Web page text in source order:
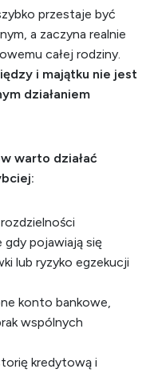
przestaje być
a zaczyna realnie
całej rodziny.
i majątku nie jest
działaniem
warto działać
pojawiają się
lub ryzyko egzekucji
konto bankowe,
wspólnych
kredytową i